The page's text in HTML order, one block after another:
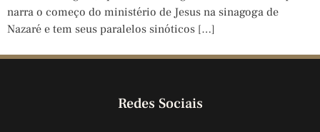
narra o começo do ministério de Jesus na sinagoga de
Nazaré e tem seus paralelos sinóticos […]
Redes Sociais